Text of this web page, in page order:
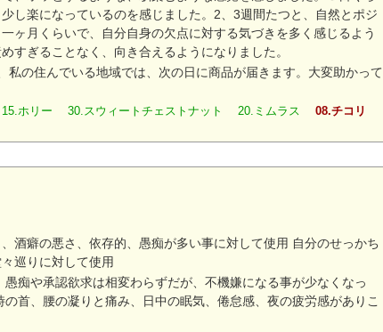
し楽になっているのを感じました。2、3週間たつと、自然とポジ
ヶ月くらいで、自分自身の欠点に対する気づきを多く感じるよう
すぎることなく、向き合えるようになりました。
私の住んでいる地域では、次の日に商品が届きます。大変助かって
ホリー 30.スウィートチェストナット 20.ミムラス08.チコリ
酒癖の悪さ、依存的、愚痴が多い事に対して使用 自分のせっかち
巡りに対して使用
痴や承認欲求は相変わらずだが、不機嫌になる事が少なくなっ
首、腰の凝りと痛み、日中の眠気、倦怠感、夜の疲労感がありこ